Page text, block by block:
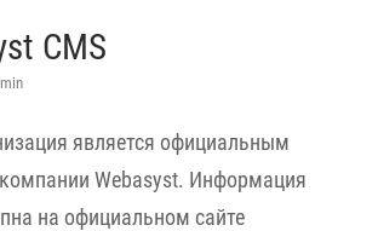
CMS
является официальным
Webasyst. Информация
на официальном сайте